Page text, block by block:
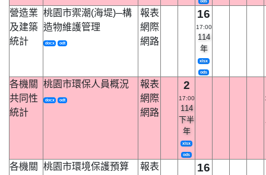
ods
營造業
及建築
統計
桃園市禦潮(海堤)─構
造物維護管理
docx odt
報表
網際
網路
16
17:00
114
年
xlsx
ods
各機關
共同性
統計
桃園市環保人員概況
docx odt
報表
網際
網路
2
17:00
114
下半
年
xlsx
ods
各機關
桃園市環境保護預算
報表
16